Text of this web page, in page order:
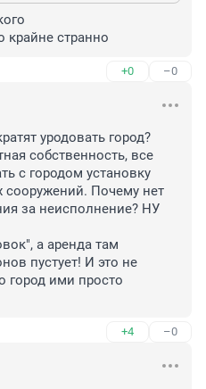
крайне странно
+0 –0
уродовать город?
собственность, все
с городом установку
сооружений. Почему нет
за неисполнение? НУ
а аренда там
пустует! И это не
город ими просто
+4 –0